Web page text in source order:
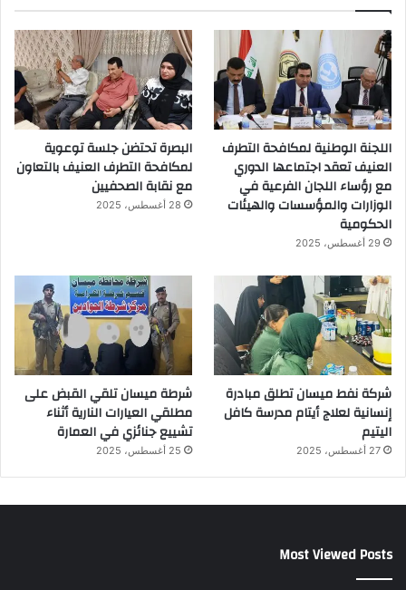
اللجنة الوطنية لمكافحة التطرف
العنيف تعقد اجتماعها الدوري
مع رؤساء اللجان الفرعية في
الوزارات والمؤسسات والهيئات
الحكومية
29 أغسطس، 2025
البصرة تحتضن جلسة توعوية
لمكافحة التطرف العنيف بالتعاون
مع نقابة الصحفيين
28 أغسطس، 2025
شركة نفط ميسان تطلق مبادرة
إنسانية لعلاج أيتام مدرسة كافل
اليتيم
27 أغسطس، 2025
شرطة ميسان تلقي القبض على
مطلقي العيارات النارية أثناء
تشييع جنائزي في العمارة
25 أغسطس، 2025
Most Viewed Posts